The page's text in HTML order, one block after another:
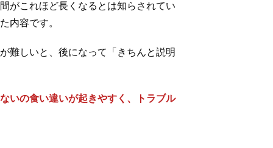
がこれほど長くなるとは知らされてい
内容です。
難しいと、後になって「きちんと説明
いの食い違いが起きやすく、トラブル